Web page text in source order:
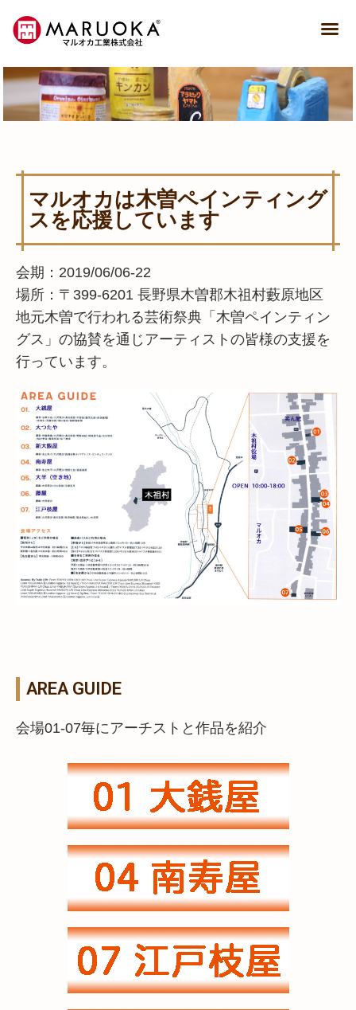
マルオカは木曽ペインティング
スを応援しています
会期：2019/06/06-22
場所：〒399-6201 長野県木曽郡木祖村藪原地区
地元木曽で行われる芸術祭典「木曽ペインティン
グス」の協賛を通じアーティストの皆様の支援を
行っています。
AREA GUIDE
会場01-07毎にアーチストと作品を紹介